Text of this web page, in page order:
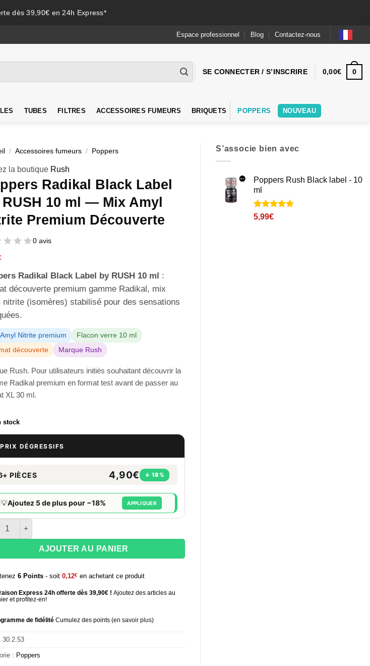
dès 39,90€ en 24h Express*
Espace professionnel Blog Contactez-nous
SE CONNECTER / S’INSCRIRE 0,00€ 0
TUBES FILTRES ACCESSOIRES FUMEURS BRIQUETS POPPERS NOUVEAU
/ Accessoires fumeurs / Poppers
la boutique Rush
Radikal Black Label
10 ml — Mix Amyl
Premium Découverte
0 avis
Radikal Black Label by RUSH 10 ml :
découverte premium gamme Radikal, mix
nitrite (isomères) stabilisé pour des sensations
Nitrite premium
Flacon verre 10 ml
découverte
Marque Rush
Rush. Pour utilisateurs initiés souhaitant découvrir la
Radikal premium en format test avant de passer au
XL 30 ml.
stock
PRIX DÉGRESSIFS
PIÈCES 4,90€ ↓ 18%
💡Ajoutez 5 de plus pour −18% APPLIQUER
de Poppers Radikal Black Label by RUSH 10 ml — Mix Amyl Nitrite Premium Découverte
AJOUTER AU PANIER
6Points- soit 0,12€ en achetant ce produit
Express 24h offerte dès 39,90€ ! Ajoutez des articles au
et profitez-en!
de fidélitéCumulez des points (en savoir plus)
30.2.53
: Poppers
S’associe bien avec
Poppers Rush Black label - 10
ml
Noté5
5 basé sur
2
5,99€